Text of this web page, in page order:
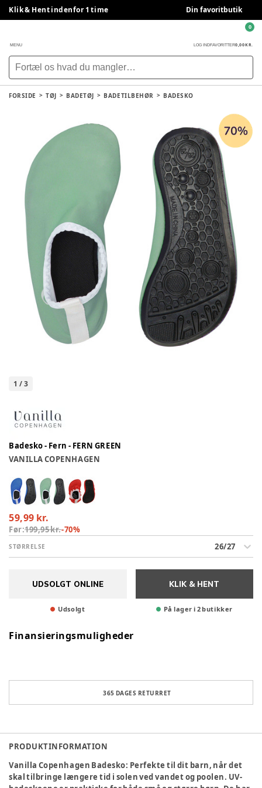
Klik & Hent indenfor 1 time Din favoritbutik
MENU LOG INDFAVORITTER0,00 KR.
0
FORSIDE TØJ BADETØJ BADETILBEHØR BADESKO
1 /3
Badesko - Fern - FERN GREEN
VANILLA COPENHAGEN
59,99 kr.
Før:199,95 kr.-70%
STØRRELSE 26/27
UDSOLGT ONLINE
Udsolgt
KLIK & HENT
På lager i 2 butikker
Finansieringsmuligheder
365 DAGES RETURRET
PRODUKTINFORMATION
Vanilla Copenhagen Badesko: Perfekte til dit barn, når det
skal tilbringe længere tid i solen ved vandet og poolen. UV-